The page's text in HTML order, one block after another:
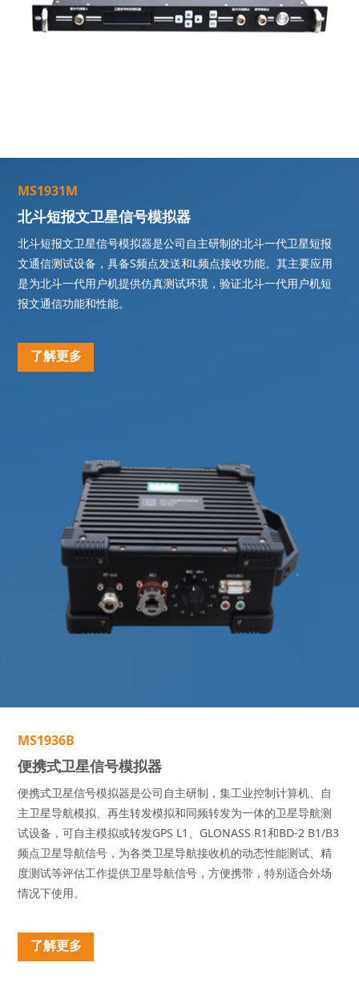
MS1931 M
北斗短报文卫星信号模拟器
北斗短报文卫星信号模拟器是公司自主研制的北斗一代卫星短报
文通信测试设备，具备S频点发送和L频点接收功能。其主要应用
是为北斗一代用户机提供仿真测试环境，验证北斗一代用户机短
报文通信功能和性能。
了解更多
MS1936B
便携式卫星信号模拟器
便携式卫星信号模拟器是公司自主研制，集工业控制计算机、自
主卫星导航模拟、再生转发模拟和同频转发为一体的卫星导航测
试设备，可自主模拟或转发GPS L1、GLONASS R1和BD-2 B1/B3
频点卫星导航信号，为各类卫星导航接收机的动态性能测试、精
度测试等评估工作提供卫星导航信号，方便携带，特别适合外场
情况下使用。
了解更多